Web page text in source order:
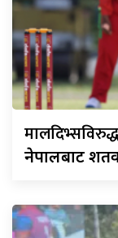
नेपालबाट